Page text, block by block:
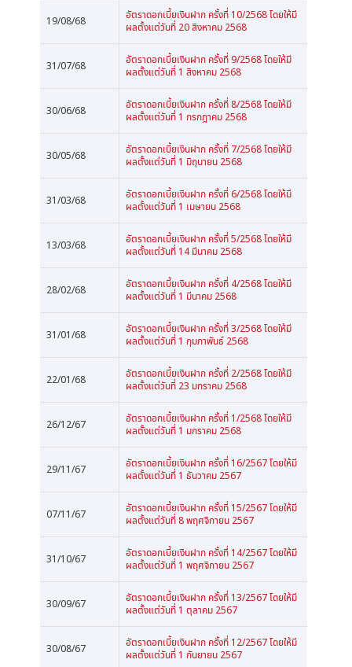
19/08/68
อัตราดอกเบี้ยเงินฝาก ครั้งที่ 10/2568 โดยให้มี
ผลตั้งแต่วันที่ 20 สิงหาคม 2568
31/07/68
อัตราดอกเบี้ยเงินฝาก ครั้งที่ 9/2568 โดยให้มี
ผลตั้งแต่วันที่ 1 สิงหาคม 2568
30/06/68
อัตราดอกเบี้ยเงินฝาก ครั้งที่ 8/2568 โดยให้มี
ผลตั้งแต่วันที่ 1 กรกฎาคม 2568
30/05/68
อัตราดอกเบี้ยเงินฝาก ครั้งที่ 7/2568 โดยให้มี
ผลตั้งแต่วันที่ 1 มิถุนายน 2568
31/03/68
อัตราดอกเบี้ยเงินฝาก ครั้งที่ 6/2568 โดยให้มี
ผลตั้งแต่วันที่ 1 เมษายน 2568
13/03/68
อัตราดอกเบี้ยเงินฝาก ครั้งที่ 5/2568 โดยให้มี
ผลตั้งแต่วันที่ 14 มีนาคม 2568
28/02/68
อัตราดอกเบี้ยเงินฝาก ครั้งที่ 4/2568 โดยให้มี
ผลตั้งแต่วันที่ 1 มีนาคม 2568
31/01/68
อัตราดอกเบี้ยเงินฝาก ครั้งที่ 3/2568 โดยให้มี
ผลตั้งแต่วันที่ 1 กุมภาพันธ์ 2568
22/01/68
อัตราดอกเบี้ยเงินฝาก ครั้งที่ 2/2568 โดยให้มี
ผลตั้งแต่วันที่ 23 มกราคม 2568
26/12/67
อัตราดอกเบี้ยเงินฝาก ครั้งที่ 1/2568 โดยให้มี
ผลตั้งแต่วันที่ 1 มกราคม 2568
29/11/67
อัตราดอกเบี้ยเงินฝาก ครั้งที่ 16/2567 โดยให้มี
ผลตั้งแต่วันที่ 1 ธันวาคม 2567
07/11/67
อัตราดอกเบี้ยเงินฝาก ครั้งที่ 15/2567 โดยให้มี
ผลตั้งแต่วันที่ 8 พฤศจิกายน 2567
31/10/67
อัตราดอกเบี้ยเงินฝาก ครั้งที่ 14/2567 โดยให้มี
ผลตั้งแต่วันที่ 1 พฤศจิกายน 2567
30/09/67
อัตราดอกเบี้ยเงินฝาก ครั้งที่ 13/2567 โดยให้มี
ผลตั้งแต่วันที่ 1 ตุลาคม 2567
30/08/67
อัตราดอกเบี้ยเงินฝาก ครั้งที่ 12/2567 โดยให้มี
ผลตั้งแต่วันที่ 1 กันยายน 2567